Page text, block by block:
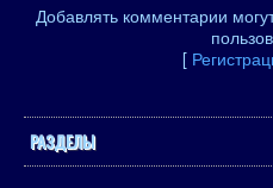
Добавлять комментарии
[
РАЗДЕЛЫ